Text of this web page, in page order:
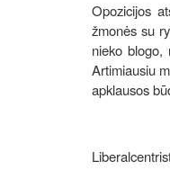
Opozicijos
žmonės su
nieko blogo,
Artimiausiu
apklausos